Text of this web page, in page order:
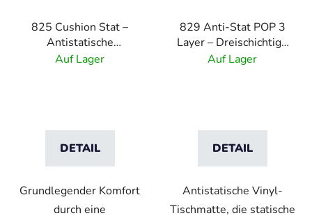
825 Cushion Stat –
Antistatische
Komfortmatte –
Auf Lager
DETAIL
Grundlegender Komfort
durch eine
829 Anti-Stat POP 3
Layer – Dreischichtige
antistatische ESD-
Auf Lager
DETAIL
Antistatische Vinyl-
Tischmatte, die statische